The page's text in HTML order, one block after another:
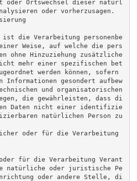
oder Ortswechsel dieser natürl
oder vorherzusagen.
ist die Verarbeitung personenbe
Weise, auf welche die pers
ohne Hinzuziehung zusätzliche
mehr einer spezifischen bet
werden können, sofern
Informationen gesondert aufbew
und organisatorischen
die gewährleisten, dass di
Daten nicht einer identifizie
natürlichen Person zu
oder für die Verarbeitung
für die Verarbeitung Verant
oder juristische Pe
oder andere Stelle, di